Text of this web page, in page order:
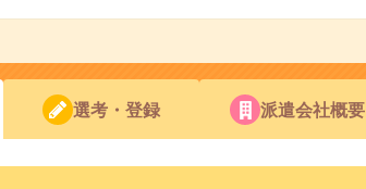
選考・登録 派遣会社概要